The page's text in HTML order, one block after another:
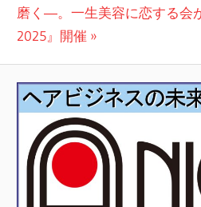
ビ
ゲ
ー
シ
ョ
ン
の
投
磨く―。一生美容に恋する会
2025』開催